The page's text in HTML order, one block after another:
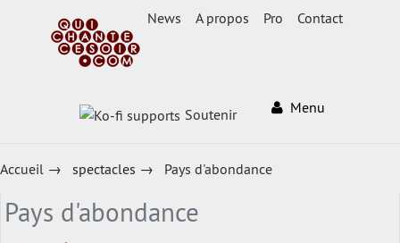
News A propos Pro Contact
Soutenir Menu
Accueil → spectacles → Pays d'abondance
Pays d'abondance